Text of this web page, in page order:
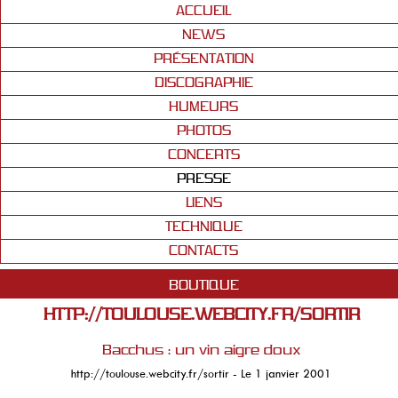
ACCUEIL
NEWS
PRÉSENTATION
DISCOGRAPHIE
HUMEURS
PHOTOS
CONCERTS
PRESSE
LIENS
TECHNIQUE
CONTACTS
BOUTIQUE
HTTP://TOULOUSE.WEBCITY.FR/SORTIR
Bacchus : un vin aigre doux
http://toulouse.webcity.fr/sortir - Le 1 janvier 2001